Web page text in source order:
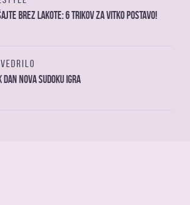
brez lakote: 6 trikov za vitko postavo!
dan nova sudoku igra